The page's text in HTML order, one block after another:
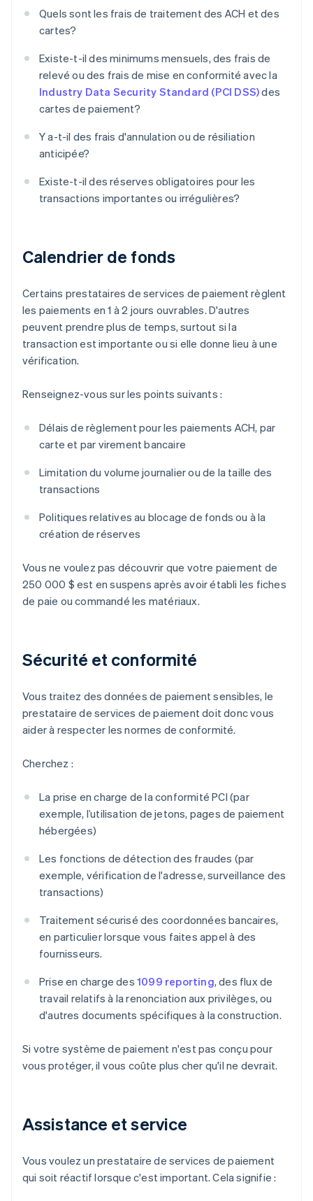
Quels sont les frais de traitement des ACH et des
cartes?
Existe-t-il des minimums mensuels, des frais de
relevé ou des frais de mise en conformité avec la
Industry Data Security Standard (PCI DSS)des
cartes de paiement?
Y a-t-il des frais d'annulation ou de résiliation
anticipée?
Existe-t-il des réserves obligatoires pour les
transactions importantes ou irrégulières?
Calendrier de fonds
Certains prestataires de services de paiement règlent
les paiements en 1 à 2 jours ouvrables. D'autres
peuvent prendre plus de temps, surtout si la
transaction est importante ou si elle donne lieu à une
vérification.
Renseignez-vous sur les points suivants :
Délais de règlement pour les paiements ACH, par
carte et par virement bancaire
Limitation du volume journalier ou de la taille des
transactions
Politiques relatives au blocage de fonds ou à la
création de réserves
Vous ne voulez pas découvrir que votre paiement de
250 000 $ est en suspens après avoir établi les fiches
de paie ou commandé les matériaux.
Sécurité et conformité
Vous traitez des données de paiement sensibles, le
prestataire de services de paiement doit donc vous
aider à respecter les normes de conformité.
Cherchez :
La prise en charge de la conformité PCI (par
exemple, l’utilisation de jetons, pages de paiement
hébergées)
Les fonctions de détection des fraudes (par
exemple, vérification de l'adresse, surveillance des
transactions)
Traitement sécurisé des coordonnées bancaires,
en particulier lorsque vous faites appel à des
fournisseurs.
Prise en charge des 1099 reporting, des flux de
travail relatifs à la renonciation aux privilèges, ou
d'autres documents spécifiques à la construction.
Si votre système de paiement n'est pas conçu pour
vous protéger, il vous coûte plus cher qu'il ne devrait.
Assistance et service
Vous voulez un prestataire de services de paiement
qui soit réactif lorsque c'est important. Cela signifie :